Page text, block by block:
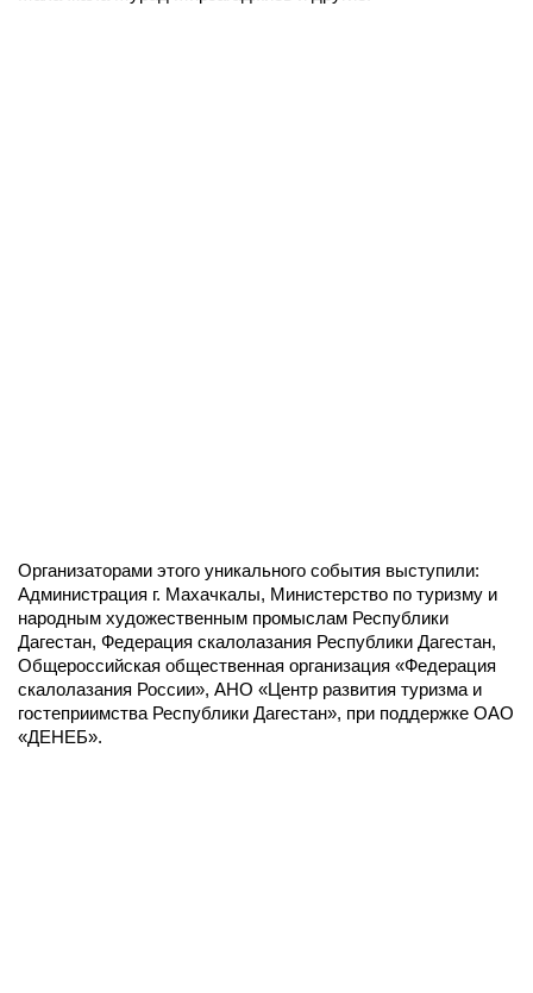
Организаторами этого уникального события выступили:
Администрация г. Махачкалы, Министерство по туризму и
народным художественным промыслам Республики
Дагестан, Федерация скалолазания Республики Дагестан,
Общероссийская общественная организация «Федерация
скалолазания России», АНО «Центр развития туризма и
гостеприимства Республики Дагестан», при поддержке ОАО
«ДЕНЕБ».